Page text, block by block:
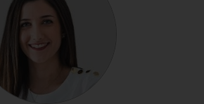
and mortality from all causes,
and cancer: a dose-response meta-
180(8): 763-775.
BL, Holte K, et al. The total
more than 3100 foods, beverages,
used worldwide. Nutrition